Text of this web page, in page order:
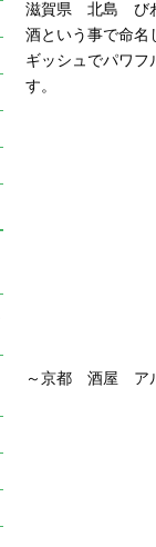
滋賀県 北島 びわ
酒という事で命名
ギッシュでパワフ
す。
～京都 酒屋 ア